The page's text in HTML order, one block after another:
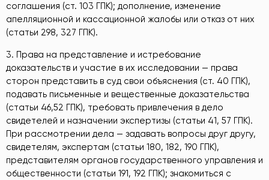
соглашения (ст. 103 ГПК); дополнение, изменение
апелляционной и кассационной жалобы или отказ от них
(статьи 298, 327 ГПК).
3. Права на представление и истребование
доказательств и участие в их исследовании — права
сторон представить в суд свои объяснения (ст. 40 ГПК),
подавать письменные и вещественные доказательства
(статьи 46,52 ГПК), требовать привлечения в дело
свидетелей и назначении экспертизы (статьи 41, 57 ГПК).
При рассмотрении дела — задавать вопросы друг другу,
свидетелям, экспертам (статьи 180, 182, 190 ГПК),
представителям органов государственного управления и
общественности (статьи 191, 192 ГПК); знакомиться с